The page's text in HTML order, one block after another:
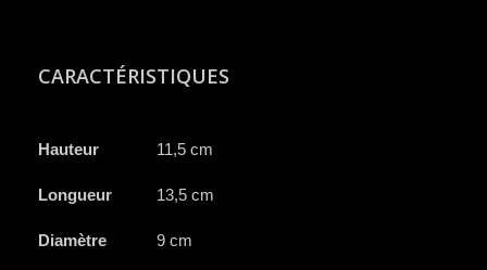
CARACTÉRISTIQUES
Hauteur 11,5 cm
Longueur 13,5 cm
Diamètre 9 cm